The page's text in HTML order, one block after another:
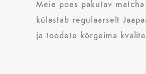
Meie poes pakutav
külastab regulaarselt
ja toodete kõrgeima